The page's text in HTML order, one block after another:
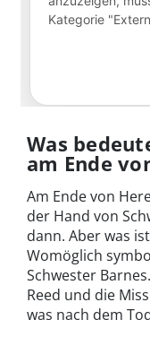
Was
am Ende
Am Ende von
der Hand von
dann. Aber was
Womöglich
Schwester
Reed und die
was nach dem